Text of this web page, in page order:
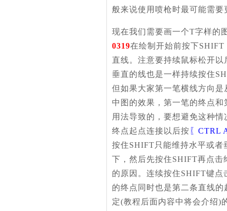
般来说使用喷枪时最可能需
现在我们需要画一个T字样的
0319在绘制开始前按下
直线。注意要持续鼠标松开
垂直的线也是一样持续按住
但如果大家第一笔横线方向
中图的效果，第一笔的终点
用法导致的，要想避免这种
终点起点连接以后按 〖CTRL
按住SHIFT只能维持水平或
下，然后先按住SHIFT再点
的原因。连续按住SHIFT键
的终点同时也是第二条直线
定(教程后面内容中将会介绍)